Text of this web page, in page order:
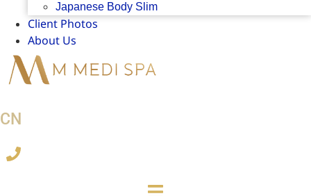
Japanese Body Slim
Client Photos
About Us
CN